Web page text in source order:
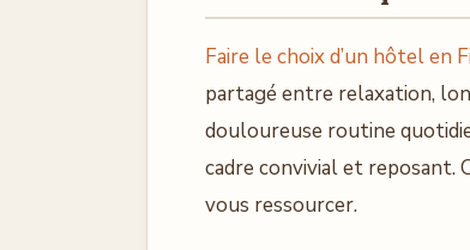
Faire le choix d’un hôtel en
partagé entre relaxation,
douloureuse routine
cadre convivial et reposant.
vous ressourcer.